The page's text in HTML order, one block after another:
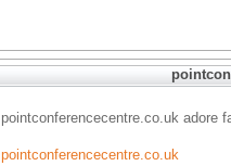
pointconferencecentre.co.uk adore
pointconferencecentre.co.uk